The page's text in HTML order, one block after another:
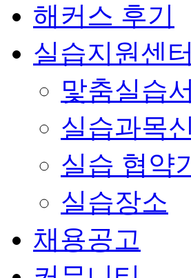
해커스 후기
실습지원센터
맟춤실습
실습과목
실습 협약
실습장소
채용공고